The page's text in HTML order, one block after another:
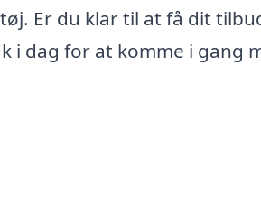
Er du klar til at få dit
i dag for at komme i gang